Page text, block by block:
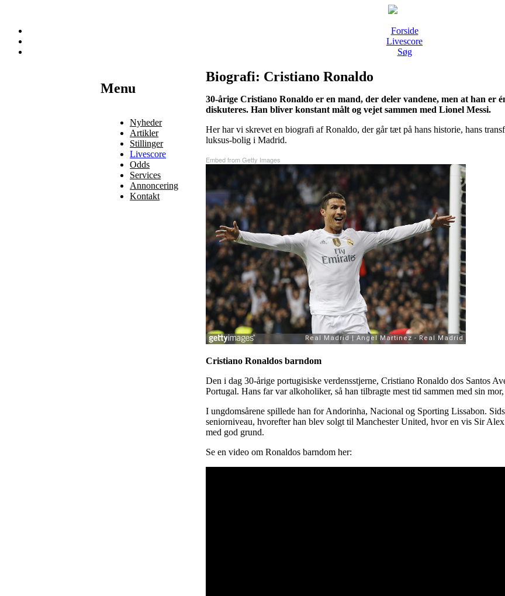
Forside
Livescore
Søg
Menu
Nyheder
Artikler
Stillinger
Livescore
Odds
Services
Annoncering
Kontakt
Biografi: Cristiano Ronaldo
30-årige Cristiano Ronaldo er en mand, der deler vandene, men at han er
diskuteres. Han bliver konstant målt og vejet sammen med Lionel Messi.
Her har vi skrevet en biografi af Ronaldo, der går tæt på hans historie, hans
luksus-bolig i Madrid.
Embed from Getty Images
Cristiano Ronaldos barndom
Den i dag 30-årige portugisiske verdensstjerne, Cristiano Ronaldo dos Santos
Portugal. Hans far var alkoholiker, så han tilbragte mest tid sammen med sin
I ungdomsårene spillede han for Andorinha, Nacional og Sporting Lissabon.
seniorniveau, hvorefter han blev solgt til Manchester United, hvor en vis Sir
med god grund.
Se en video om Ronaldos barndom her: